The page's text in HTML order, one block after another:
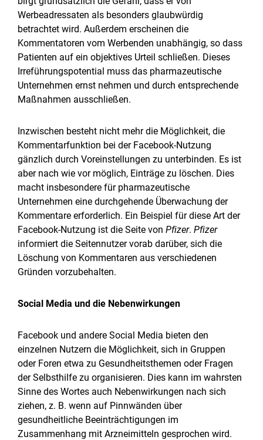
Werbeadressaten als besonders glaubwürdig
betrachtet wird. Außerdem erscheinen die
Kommentatoren vom Werbenden unabhängig, so dass
Patienten auf ein objektives Urteil schließen. Dieses
Irreführungspotential muss das pharmazeutische
Unternehmen ernst nehmen und durch entsprechende
Maßnahmen ausschließen.
Inzwischen besteht nicht mehr die Möglichkeit, die
Kommentarfunktion bei der Facebook-Nutzung
gänzlich durch Voreinstellungen zu unterbinden. Es ist
aber nach wie vor möglich, Einträge zu löschen. Dies
macht insbesondere für pharmazeutische
Unternehmen eine durchgehende Überwachung der
Kommentare erforderlich. Ein Beispiel für diese Art der
Facebook-Nutzung ist die Seite von Pfizer. Pfizer
informiert die Seitennutzer vorab darüber, sich die
Löschung von Kommentaren aus verschiedenen
Gründen vorzubehalten.
Social Media und die Nebenwirkungen
Facebook und andere Social Media bieten den
einzelnen Nutzern die Möglichkeit, sich in Gruppen
oder Foren etwa zu Gesundheitsthemen oder Fragen
der Selbsthilfe zu organisieren. Dies kann im wahrsten
Sinne des Wortes auch Nebenwirkungen nach sich
ziehen, z. B. wenn auf Pinnwänden über
gesundheitliche Beeinträchtigungen im
Zusammenhang mit Arzneimitteln gesprochen wird.